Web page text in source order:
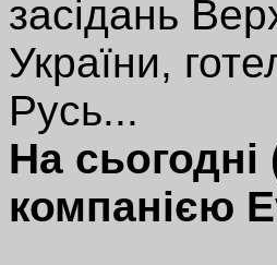
засідань
України,
Русь...
На
компанією